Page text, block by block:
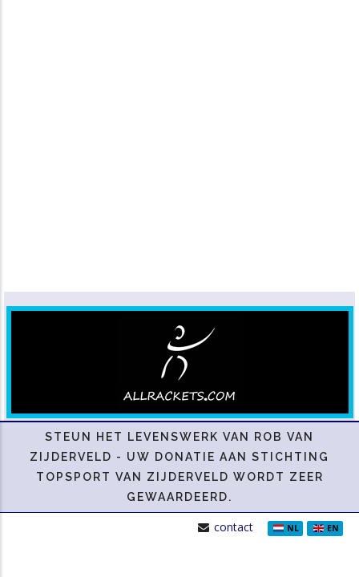
STEUN HET LEVENSWERK VAN ROB VAN
ZIJDERVELD - UW DONATIE AAN STICHTING
TOPSPORT VAN ZIJDERVELD WORDT ZEER
GEWAARDEERD.
contact NL EN